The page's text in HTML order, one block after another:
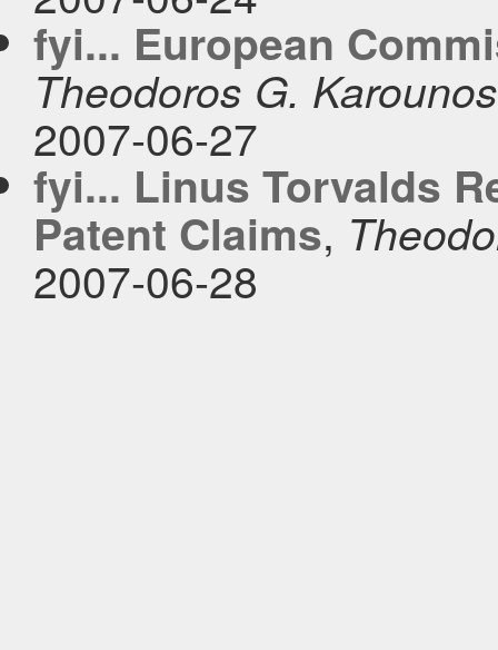
fyi... European
Theodoros G. Karounos
2007-06-27
fyi... Linus Torvalds
Patent Claims,
2007-06-28